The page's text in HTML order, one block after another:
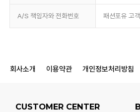
A/S 책임자와 전화번호 패션포유 고
회사소개 이용약관 개인정보처리방침
CUSTOMER CENTER